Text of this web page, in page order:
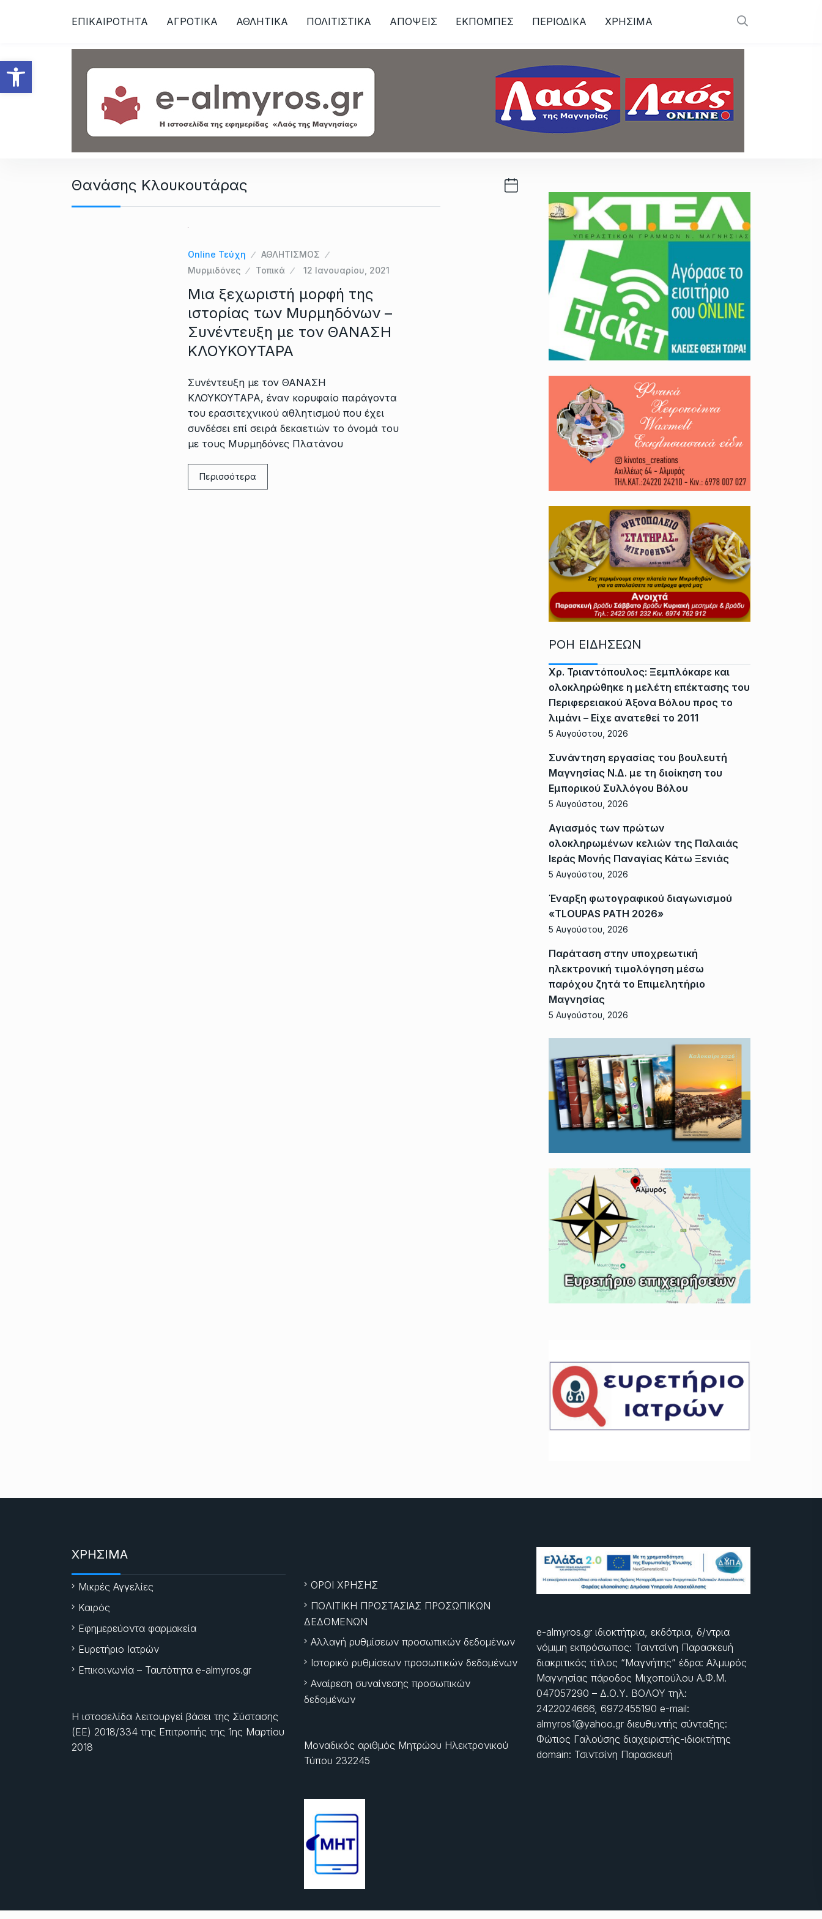
Ανοίξτε τη γραμμή εργαλείων
ΕΠΙΚΑΙΡΟΤΗΤΑ ΑΓΡΟΤΙΚΑ ΑΘΛΗΤΙKA ΠΟΛΙΤΙΣΤΙΚΑ ΑΠΟΨΕΙΣ ΕΚΠΟΜΠΕΣ ΠΕΡΙΟΔΙΚΑ ΧΡΗΣΙΜΑ
Θανάσης Κλουκουτάρας
Online Τεύχη
ΑΘΛΗΤΙΣΜΟΣ
Μυρμιδόνες
Τοπικά 12 Ιανουαρίου, 2021
Μια ξεχωριστή μορφή της
ιστορίας των Μυρμηδόνων –
Συνέντευξη με τον ΘΑΝΑΣΗ
ΚΛΟΥΚΟΥΤΑΡΑ
Συνέντευξη με τον ΘΑΝΑΣΗ
ΚΛΟΥΚΟΥΤΑΡΑ, έναν κορυφαίο παράγοντα
του ερασιτεχνικού αθλητισμού που έχει
συνδέσει επί σειρά δεκαετιών το όνομά του
με τους Μυρμηδόνες Πλατάνου
Περισσότερα
ΡΟΗ ΕΙΔΗΣΕΩΝ
Χρ. Τριαντόπουλος: Ξεμπλόκαρε και
ολοκληρώθηκε η μελέτη επέκτασης του
Περιφερειακού Άξονα Βόλου προς το
λιμάνι – Είχε ανατεθεί το 2011
5 Αυγούστου, 2026
Συνάντηση εργασίας του βουλευτή
Μαγνησίας Ν.Δ. με τη διοίκηση του
Εμπορικού Συλλόγου Βόλου
5 Αυγούστου, 2026
Αγιασμός των πρώτων
ολοκληρωμένων κελιών της Παλαιάς
Ιεράς Μονής Παναγίας Κάτω Ξενιάς
5 Αυγούστου, 2026
Έναρξη φωτογραφικού διαγωνισμού
«TLOUPAS PATH 2026»
5 Αυγούστου, 2026
Παράταση στην υποχρεωτική
ηλεκτρονική τιμολόγηση μέσω
παρόχου ζητά το Επιμελητήριο
Μαγνησίας
5 Αυγούστου, 2026
ΧΡΗΣΙΜΑ
Μικρές Αγγελίες
Καιρός
Εφημερεύοντα φαρμακεία
Ευρετήριο Ιατρών
Επικοινωνία – Ταυτότητα e-almyros.gr
Η ιστοσελίδα λειτουργεί βάσει της Σύστασης
(ΕΕ) 2018/334 της Επιτροπής της 1ης Μαρτίου
2018
ΟΡΟΙ ΧΡΗΣΗΣ
ΠΟΛΙΤΙΚΗ ΠΡΟΣΤΑΣΙΑΣ ΠΡΟΣΩΠΙΚΩΝ
ΔΕΔΟΜΕΝΩΝ
Αλλαγή ρυθμίσεων προσωπικών δεδομένων
Ιστορικό ρυθμίσεων προσωπικών δεδομένων
Αναίρεση συναίνεσης προσωπικών
δεδομένων
Μοναδικός αριθμός Μητρώου Ηλεκτρονικού
Τύπου 232245
e-almyros.gr ιδιοκτήτρια, εκδότρια, δ/ντρια
νόμιμη εκπρόσωπος: Τσιντσίνη Παρασκευή
διακριτικός τίτλος “Μαγνήτης” έδρα: Αλμυρός
Μαγνησίας πάροδος Μιχοπούλου Α.Φ.Μ.
047057290 – Δ.Ο.Υ. ΒΟΛΟΥ τηλ:
2422024666, 6972455190 e-mail:
almyros1@yahoo.gr διευθυντής σύνταξης:
Φώτιος Γαλούσης διαχειριστής-ιδιοκτήτης
domain: Τσιντσίνη Παρασκευή